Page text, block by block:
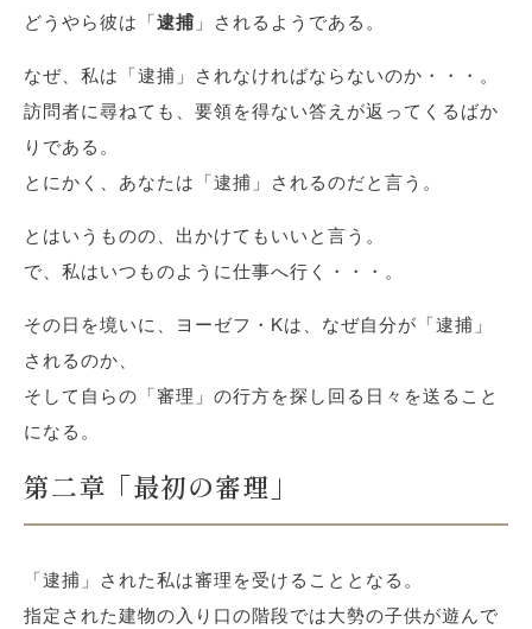
どうやら彼は「逮捕 」されるようである。
なぜ、私は「逮捕」されなければならないのか・・・。
訪問者に尋ねても、要領を得ない答えが返ってくるばか
りである。
とにかく、あなたは「逮捕」されるのだと言う。
とはいうものの、出かけてもいいと言う。
で、私はいつものように仕事へ行く・・・。
その日を境いに、ヨーゼフ・Kは、なぜ自分が「逮捕」
されるのか、
そして自らの「審理」の行方を探し回る日々を送ること
になる。
第二章「最初の審理」
「逮捕」された私は審理を受けることとなる。
指定された建物の入り口の階段では大勢の子供が遊んで